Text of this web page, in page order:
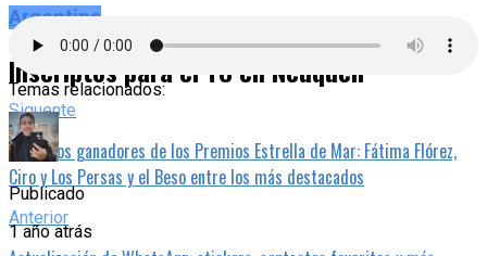
Temas relacionados:
Siguente
Todos los ganadores de los Premios Estrella de Mar: Fátima Flórez,
Ciro y Los Persas y el Beso entre los más destacados
Anterior
Argentina
Inscriptos para el TC en Neuquén
Publicado
1 año atrás